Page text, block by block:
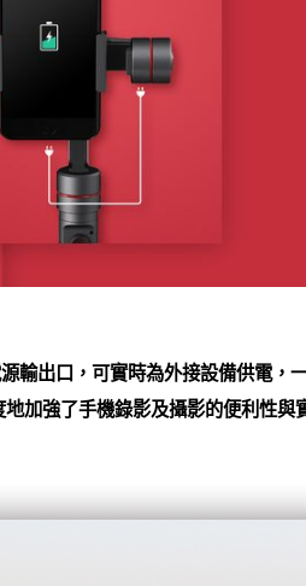
輸出口，可實時為外接設備供電，
加強了手機錄影及攝影的便利性與